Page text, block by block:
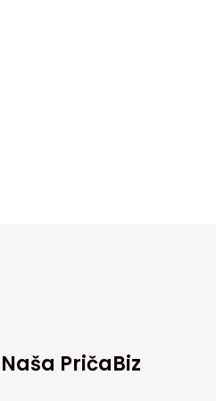
Naša PričaBiz